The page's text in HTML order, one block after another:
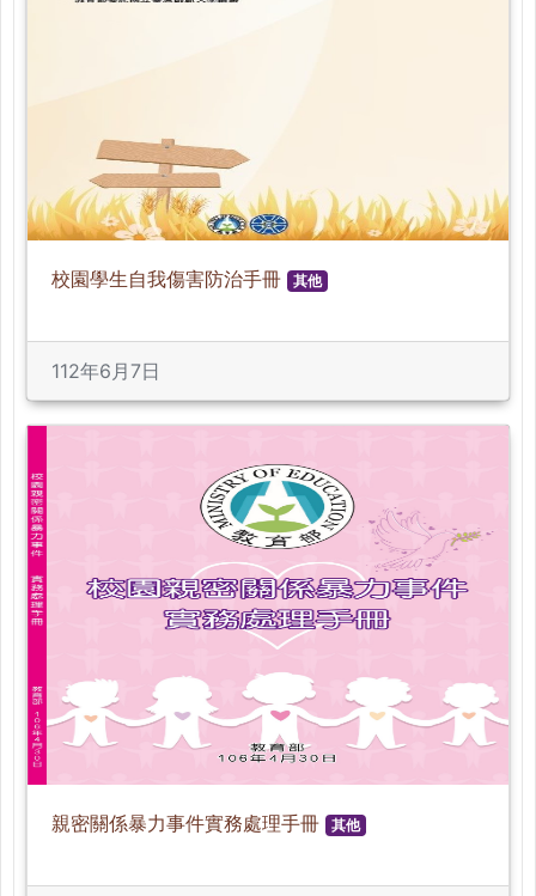
校園學生自我傷害防治手冊 其他
112年6月7日
親密關係暴力事件實務處理手冊 其他